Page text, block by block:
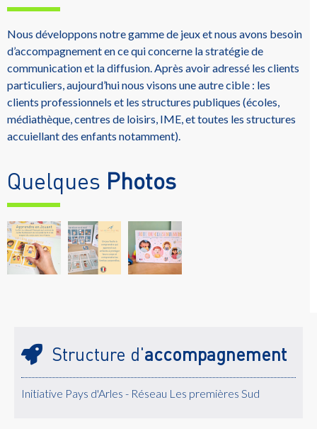
Nous développons notre gamme de jeux et nous avons besoin
d’accompagnement en ce qui concerne la stratégie de
communication et la diffusion. Après avoir adressé les clients
particuliers, aujourd’hui nous visons une autre cible : les
clients professionnels et les structures publiques (écoles,
médiathèque, centres de loisirs, IME, et toutes les structures
accuiellant des enfants notamment).
Quelques Photos
Structure d'accompagnement
Initiative Pays d'Arles - Réseau Les premières Sud